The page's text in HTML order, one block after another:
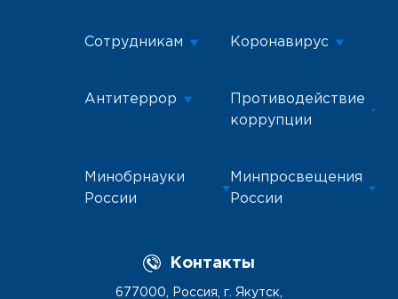
Сотрудникам Коронавирус
Антитеррор
Противодействие
коррупции
Минобрнауки
России
Минпросвещения
России
Контакты
677000, Россия, г. Якутск,